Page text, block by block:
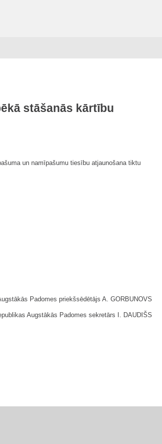
stāšanās kārtību
un namīpašumu tiesību atjaunošana tiktu
Padomes priekšsēdētājs A. GORBUNOVS
Augstākās Padomes sekretārs I. DAUDIŠS